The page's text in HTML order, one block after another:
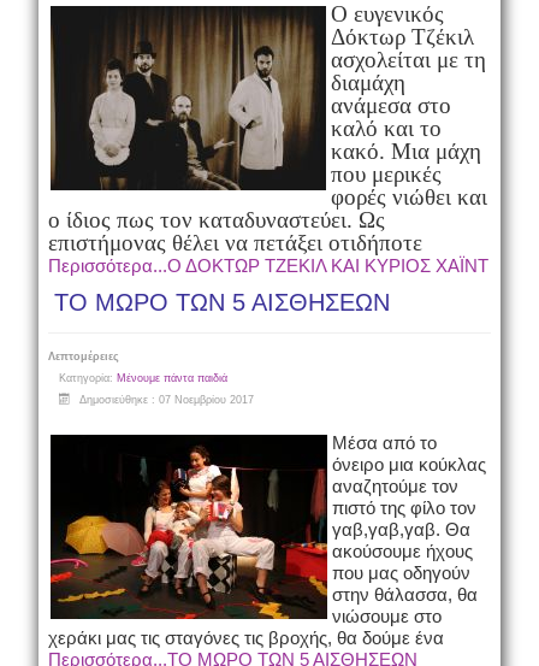
Ο ευγενικός
Δόκτωρ Τζέκιλ
ασχολείται με τη
διαμάχη
ανάμεσα στο
καλό και το
κακό. Μια μάχη
που μερικές
φορές νιώθει και
ο ίδιος πως τον καταδυναστεύει. Ως
επιστήμονας θέλει να πετάξει οτιδήποτε
Περισσότερα...Ο ΔΟΚΤΩΡ ΤΖΕΚΙΛ ΚΑΙ ΚΥΡΙΟΣ ΧΑΪΝΤ
ΤΟ ΜΩΡΟ ΤΩΝ 5 ΑΙΣΘΗΣΕΩΝ
Λεπτομέρειες
Κατηγορία: Μένουμε πάντα παιδιά
Δημοσιεύθηκε : 07 Νοεμβρίου 2017
Μέσα από το
όνειρο μια κούκλας
αναζητούμε τον
πιστό της φίλο τον
γαβ,γαβ,γαβ. Θα
ακούσουμε ήχους
που μας οδηγούν
στην θάλασσα, θα
νιώσουμε στο
χεράκι μας τις σταγόνες τις βροχής, θα δούμε ένα
Περισσότερα...ΤΟ ΜΩΡΟ ΤΩΝ 5 ΑΙΣΘΗΣΕΩΝ